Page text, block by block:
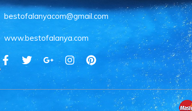
bestofalanyacom@gmail.com
www.bestofalanya.com